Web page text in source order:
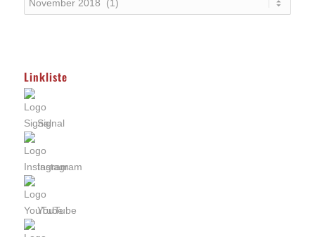
Linkliste
Signal
Instagram
YouTube